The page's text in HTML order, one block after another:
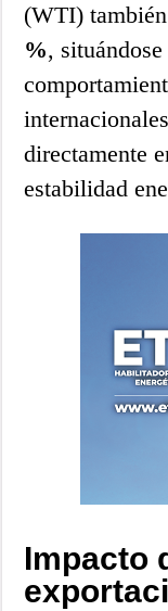
(WTI)
%,
directamente
estabilidad
Impacto